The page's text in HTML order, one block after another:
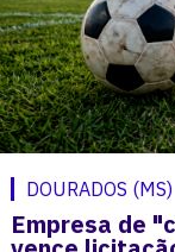
DOURADOS (MS)
Empresa de